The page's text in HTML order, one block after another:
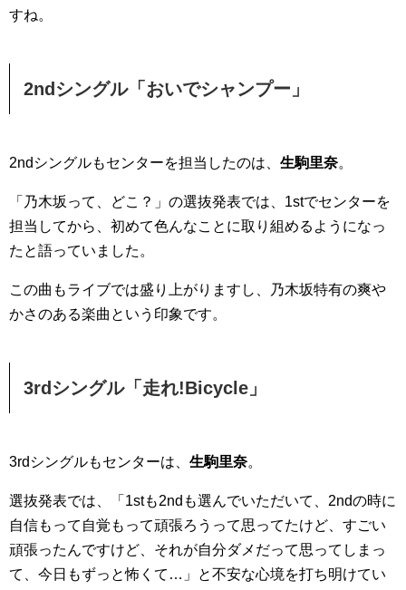
すね。
2ndシングル「おいでシャンプー」
2ndシングルもセンターを担当したのは、 生駒里奈。
「乃木坂って、どこ？」の選抜発表では、1stでセンターを
担当してから、初めて色んなことに取り組めるようになっ
たと語っていました。
この曲もライブでは盛り上がりますし、乃木坂特有の爽や
かさのある楽曲という印象です。
3rdシングル「走れ!Bicycle」
3rdシングルもセンターは、 生駒里奈。
選抜発表では、「1stも2ndも選んでいただいて、2ndの時に
自信もって自覚もって頑張ろうって思ってたけど、すごい
頑張ったんですけど、それが自分ダメだって思ってしまっ
て、今日もずっと怖くて…」と不安な心境を打ち明けてい